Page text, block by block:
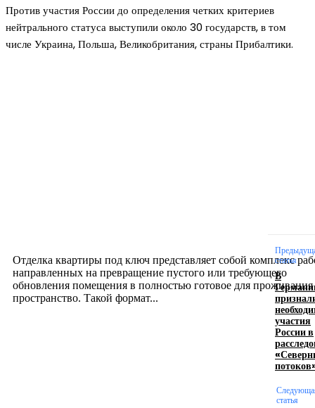
Против участия России до определения четких критериев
нейтрального статуса выступили около 30 государств, в том
числе Украина, Польша, Великобритания, страны Прибалтики.
Отделка квартиры под ключ представляет собой комплекс
направленных на превращение пустого или требующего
обновления помещения в полностью готовое для проживания
пространство. Такой формат...
логотипом: эффективный инструмент бренда
статья
В
участия
России в
статья